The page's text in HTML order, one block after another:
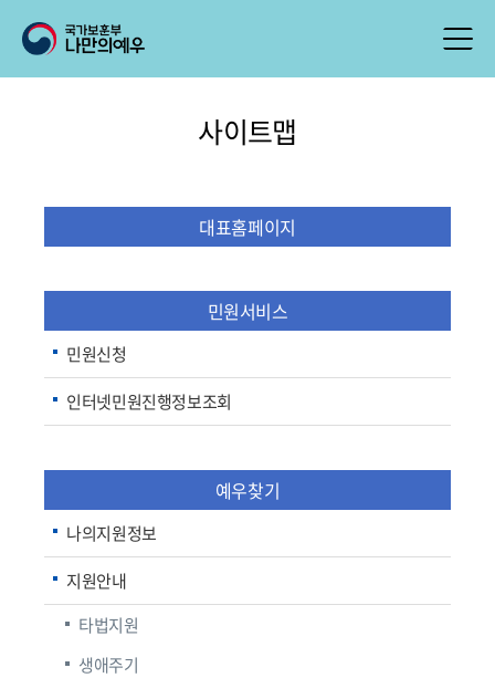
사이트맵
대표홈페이지
민원서비스
민원신청
인터넷민원진행정보조회
예우찾기
나의지원정보
지원안내
타법지원
생애주기